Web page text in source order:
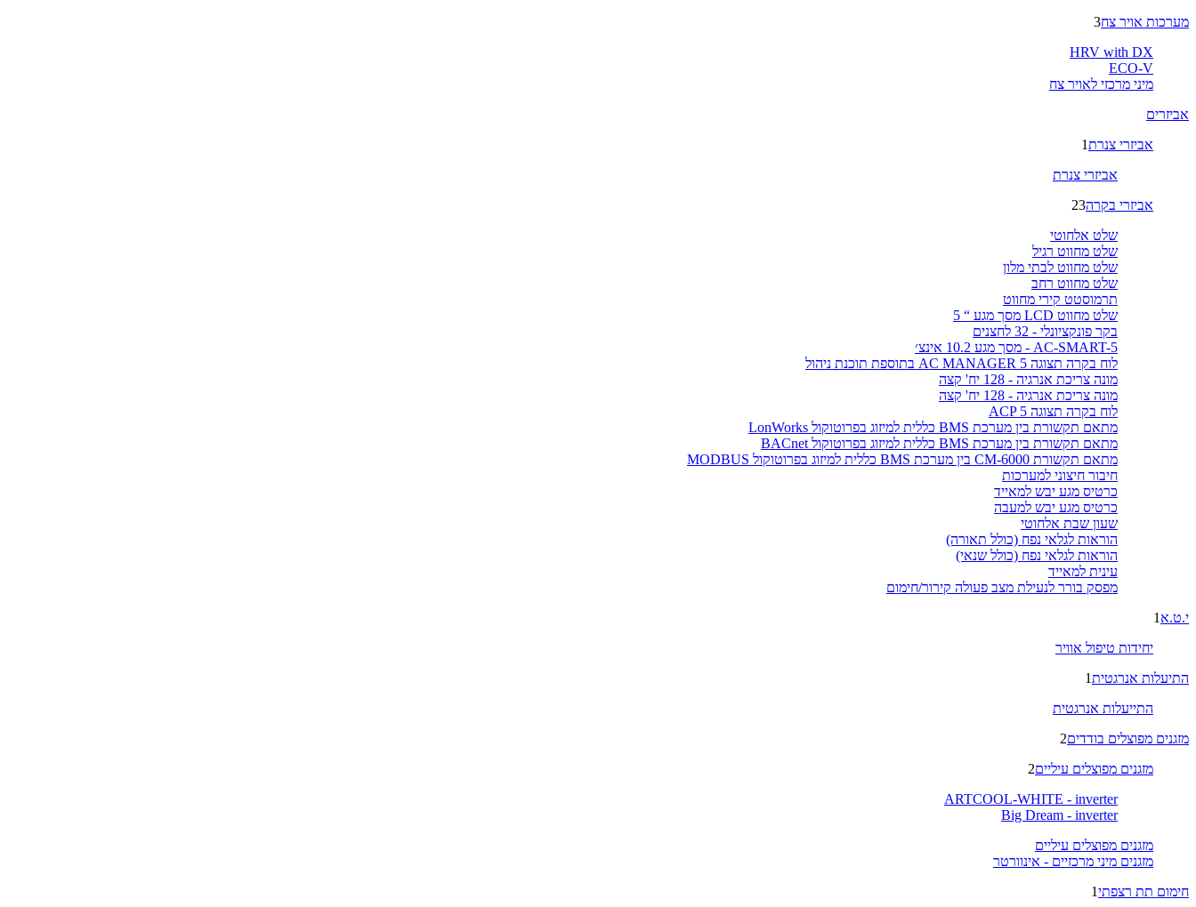
מערכות אויר צח3
HRV with DX
ECO-V
מיני מרכזי לאויר צח
אביזרים
אביזרי צנרת1
אביזרי צנרת
אביזרי בקרה23
שלט אלחוטי
שלט מחווט רגיל
שלט מחווט לבתי מלון
שלט מחווט רחב
תרמוסטט קירי מחווט
שלט מחווט LCD מסך מגע “ 5
בקר פונקציונלי - 32 לחצנים
AC-SMART-5 - מסך מגע 10.2 אינצ׳
לוח בקרה תצוגה AC MANAGER 5 בתוספת תוכנת ניהול
מונה צריכת אנרגיה - 128 יח' קצה
מונה צריכת אנרגיה - 128 יח' קצה
לוח בקרה תצוגה ACP 5
מתאם תקשורת בין מערכת BMS כללית למיזוג בפרוטוקול LonWorks
מתאם תקשורת בין מערכת BMS כללית למיזוג בפרוטוקול BACnet
מתאם תקשורת CM-6000 בין מערכת BMS כללית למיזוג בפרוטוקול MODBUS
חיבור חיצוני למערכות
כרטיס מגע יבש למאייד
כרטיס מגע יבש למעבה
שעון שבת אלחוטי
הוראות לגלאי נפח (כולל תאורה)
הוראות לגלאי נפח (כולל שנאי)
עינית למאייד
מפסק בורר לנעילת מצב פעולה קירור/חימום
י.ט.א 1
יחידות טיפול אוויר
התיעלות אנרגטית1
התייעלות אנרגטית
מזגנים מפוצלים בודדים2
מזגנים מפוצלים עיליים2
ARTCOOL-WHITE - inverter
Big Dream - inverter
מזגנים מפוצלים עיליים
מזגנים מיני מרכזיים - אינוורטר
חימום תת רצפתי1